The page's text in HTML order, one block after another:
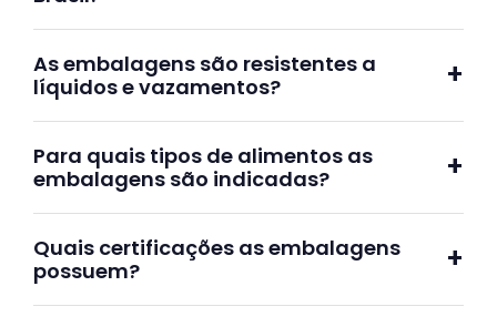
As embalagens são resistentes a
líquidos e vazamentos?
Para quais tipos de alimentos as
embalagens são indicadas?
Quais certificações as embalagens
possuem?